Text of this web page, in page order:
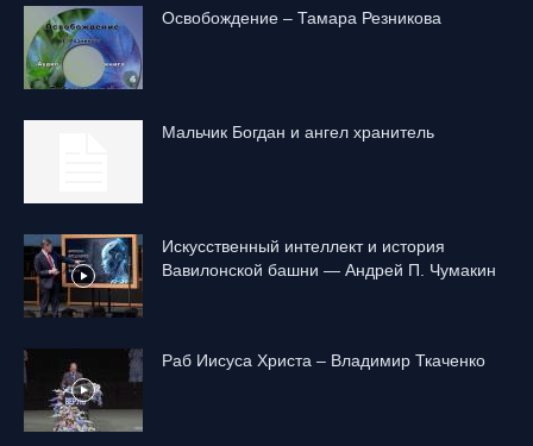
Освобождение – Тамара Резникова
Mальчик Богдан и ангел хранитель
Искусственный интеллект и история
Вавилонской башни — Андрей П. Чумакин
Раб Иисуса Христа – Владимир Ткаченко